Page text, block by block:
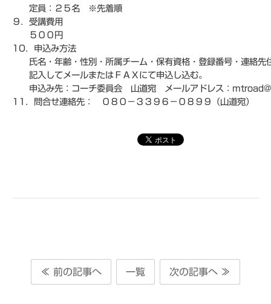
定員：２５名 ※先着順
９．受講費用
５００円
10．申込み方法
氏名・年齢・性別・所属チーム・保有資格・登録番号・連絡先
記入してメールまたはＦＡＸにて申込し込む。
申込み先：コーチ委員会 山道宛 メールアドレス：
11．問合せ連絡先： ０８０－３３９６－０８９９（山道宛）
≪ 前の記事へ 一覧 次の記事へ ≫